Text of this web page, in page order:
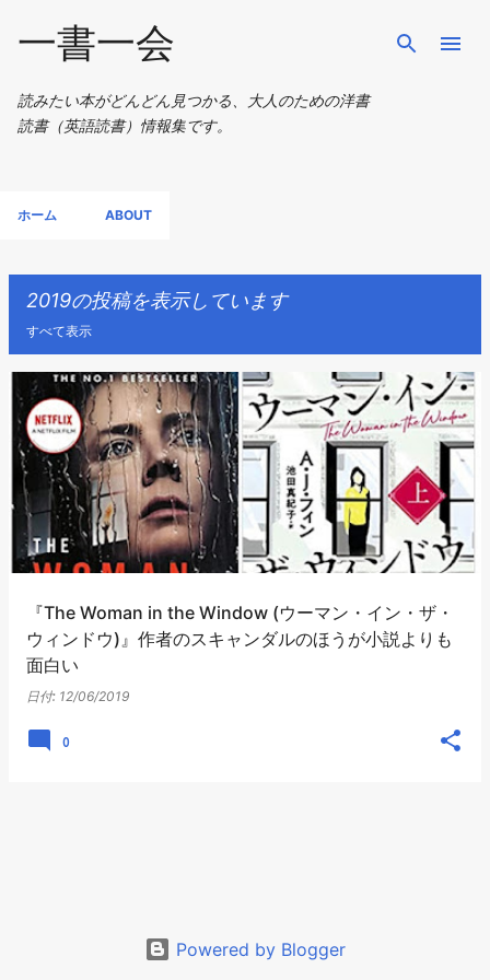
スキップしてメイン コンテンツに移動
一書一会
読みたい本がどんどん見つかる、大人のための洋書
読書（英語読書）情報集です。
ホーム ABOUT
2019の投稿を表示しています
すべて表示
投
稿
『The Woman in the Window (ウーマン・イン・ザ・
ウィンドウ)』作者のスキャンダルのほうが小説よりも
面白い
日付: 12/06/2019
0
Powered by Blogger